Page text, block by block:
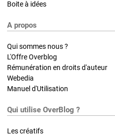
Boite à idées
A propos
Qui sommes nous ?
L'Offre Overblog
Rémunération en droits d'auteur
Webedia
Manuel d'Utilisation
Qui utilise OverBlog ?
Les créatifs